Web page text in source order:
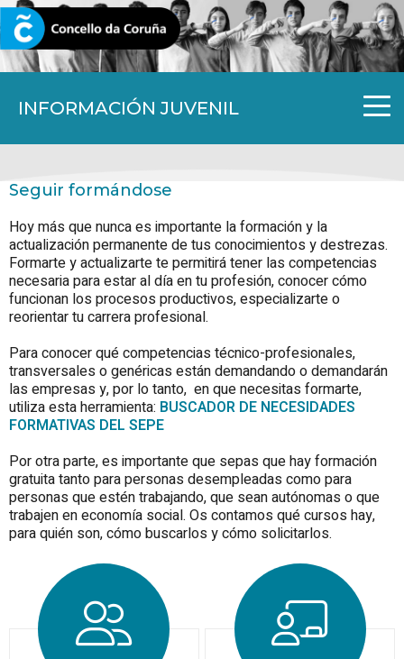
INFORMACIÓN JUVENIL
CORUNA.GAL
Seguir formándose
Hoy más que nunca es importante la formación y la
actualización permanente de tus conocimientos y destrezas.
Formarte y actualizarte te permitirá tener las competencias
necesaria para estar al día en tu profesión, conocer cómo
funcionan los procesos productivos, especializarte o
reorientar tu carrera profesional.
Para conocer qué competencias técnico-profesionales,
transversales o genéricas están demandando o demandarán
las empresas y, por lo tanto, en que necesitas formarte,
utiliza esta herramienta: BUSCADOR DE NECESIDADES
FORMATIVAS DEL SEPE
Por otra parte, es importante que sepas que hay formación
gratuita tanto para personas desempleadas como para
personas que estén trabajando, que sean autónomas o que
trabajen en economía social. Os contamos qué cursos hay,
para quién son, cómo buscarlos y cómo solicitarlos.